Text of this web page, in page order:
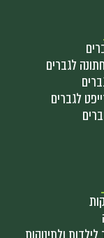
לגברים
לגברים